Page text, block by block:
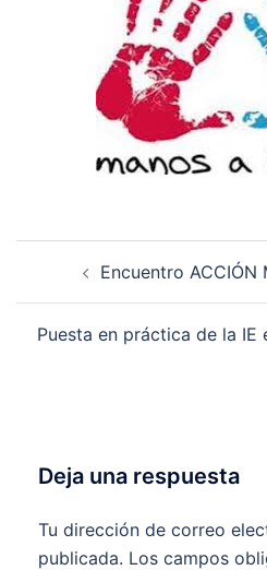
Encuentro ACCIÓN
Puesta en práctica de la IE
Deja una respuesta
Tu dirección de correo
publicada. Los campos